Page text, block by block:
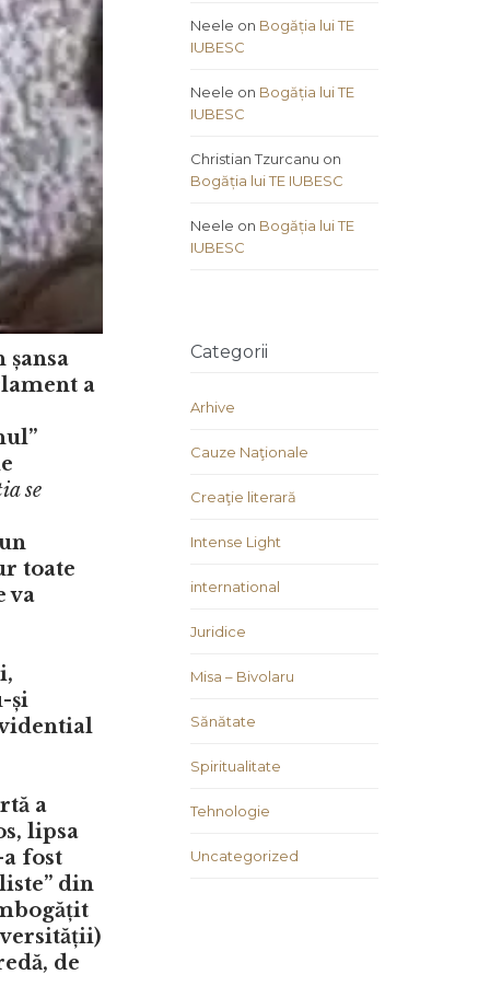
a
se
toate
va
și
a
lipsa
fost
din
de
Neele on Bogăția lui TE
IUBESC
Neele on Bogăția lui TE
IUBESC
Christian Tzurcanu on
Bogăția lui TE IUBESC
Neele on Bogăția lui TE
IUBESC
Categorii
Arhive
Cauze Naţionale
Creaţie literară
Intense Light
international
Juridice
Misa – Bivolaru
Sănătate
Spiritualitate
Tehnologie
Uncategorized